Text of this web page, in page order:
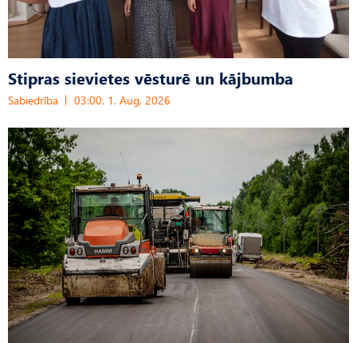
Stipras sievietes vēsturē un kājbumba
Sabiedrība 03:00, 1. Aug, 2026